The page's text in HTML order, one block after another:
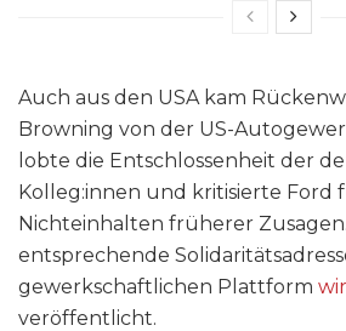
Auch aus den USA kam
Browning von der US-
lobte die Entschlossenheit der
Kolleg:innen und kritisierte Ford
Nichteinhalten früherer
entsprechende
gewerkschaftlichen Plattform
veröffentlicht.